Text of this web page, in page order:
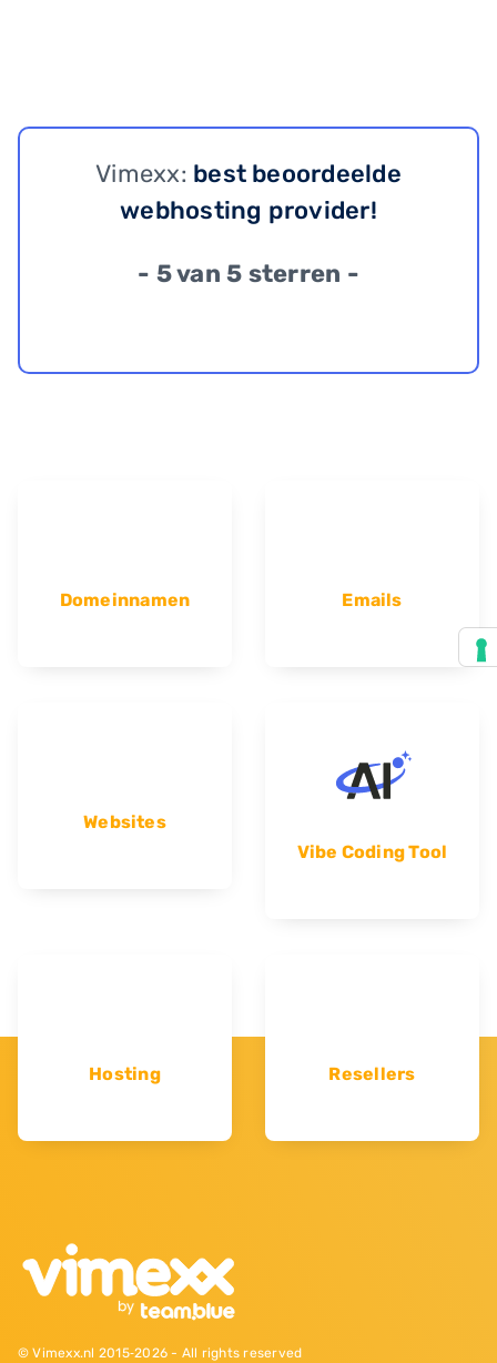
Vimexx: best beoordeelde
webhosting provider!
- 5 van 5 sterren -
Domeinnamen Emails
Websites
Vibe Coding Tool
Hosting Resellers
© Vimexx.nl 2015‐2026 - All rights reserved